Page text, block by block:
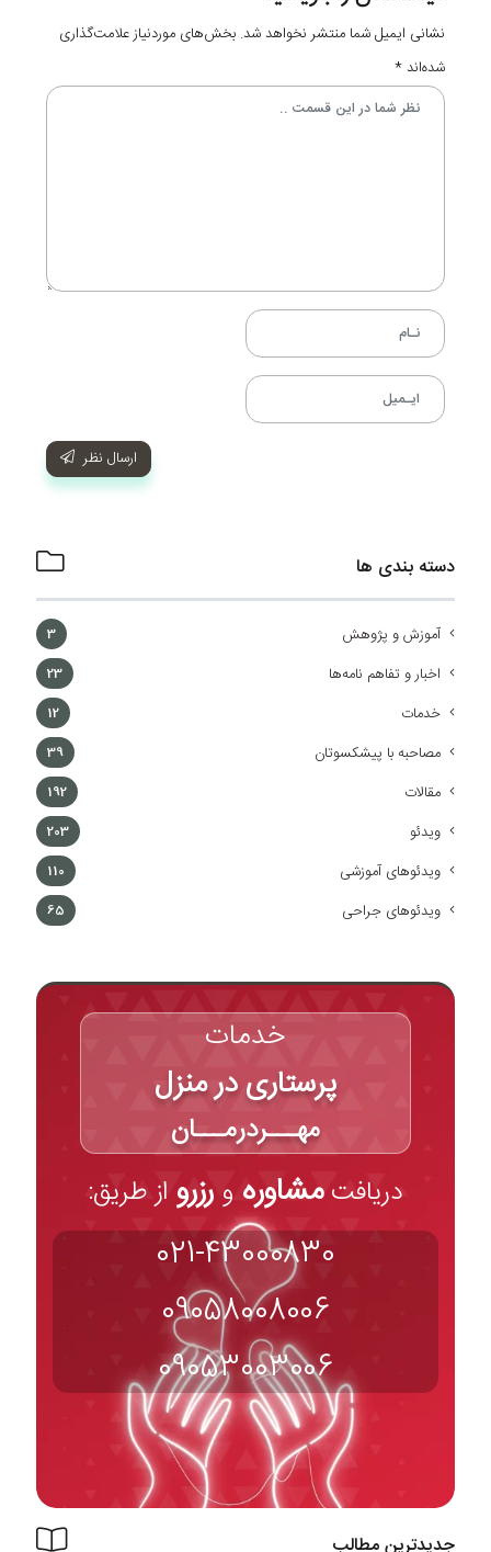
نشانی ایمیل شما منتشر نخواهد شد. بخش‌های موردنیاز علامت‌گذاری
شده‌اند*
ارسال نظر
دسته بندی ها
آموزش و پژوهش 3
اخبار و تفاهم نامه‌ها 23
خدمات 12
مصاحبه با پیشکسوتان 39
مقالات 192
ویدئو 203
ویدئوهای آموزشی 110
ویدئوهای جراحی 65
خدمات
پرستاری در منزل
مهـــردرمـــان
دریافتمشاوره و رزرو از طریق:
021-43000830
09058008006
09053003006
جدیدترین مطالب